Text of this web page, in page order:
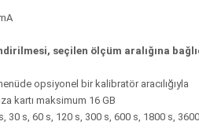
seçilen ölçüm aralığına
opsiyonel bir kalibratör aracılığıyla
kartı maksimum 16 GB
30 s, 60 s, 120 s, 300 s, 600 s, 1800 s,